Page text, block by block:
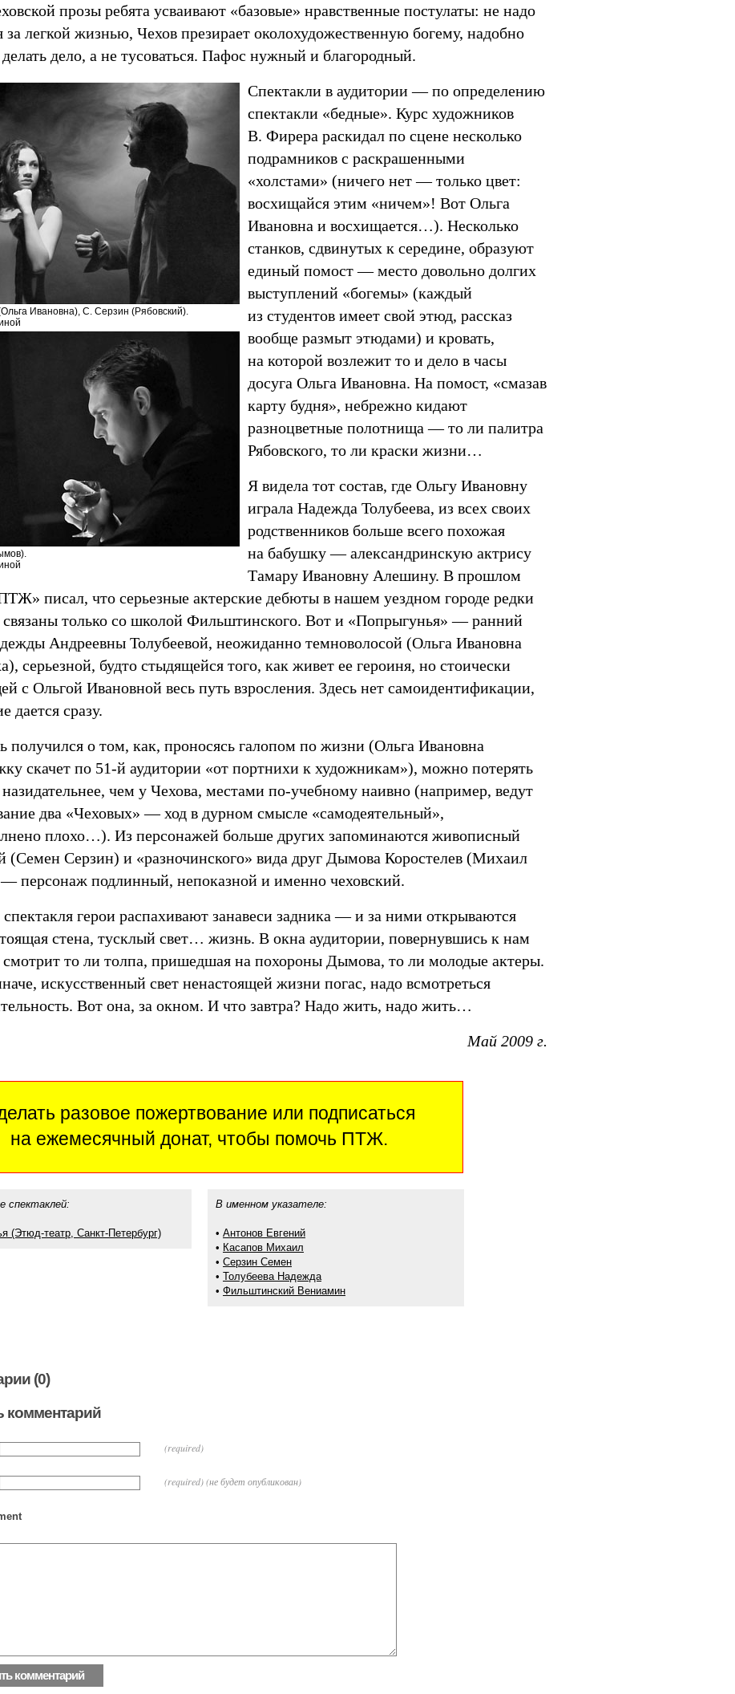
прозы ребята усваивают «базовые» нравственные постулаты: не надо
за легкой жизнью, Чехов презирает околохудожественную богему, надобно
делать дело, а не тусоваться. Пафос нужный и благородный.
Ивановна), С. Серзин (Рябовский).
Спектакли в аудитории — по определению
спектакли «бедные». Курс художников
В. Фирера раскидал по сцене несколько
подрамников с раскрашенными
«холстами» (ничего нет — только цвет:
восхищайся этим «ничем»! Вот Ольга
Ивановна и восхищается…). Несколько
станков, сдвинутых к середине, образуют
единый помост — место довольно долгих
выступлений «богемы» (каждый
из студентов имеет свой этюд, рассказ
вообще размыт этюдами) и кровать,
на которой возлежит то и дело в часы
досуга Ольга Ивановна. На помост, «смазав
карту будня», небрежно кидают
разноцветные полотнища — то ли палитра
Рябовского, то ли краски жизни…
Я видела тот состав, где Ольгу Ивановну
играла Надежда Толубеева, из всех своих
родственников больше всего похожая
на бабушку — александринскую актрису
Тамару Ивановну Алешину. В прошлом
писал, что серьезные актерские дебюты в нашем уездном городе редки
только со школой Фильштинского. Вот и «Попрыгунья» — ранний
Андреевны Толубеевой, неожиданно темноволосой (Ольга Ивановна
серьезной, будто стыдящейся того, как живет ее героиня, но стоически
с Ольгой Ивановной весь путь взросления. Здесь нет самоидентификации,
дается сразу.
получился о том, как, проносясь галопом по жизни (Ольга Ивановна
скачет по 51-й аудитории «от портнихи к художникам»), можно потерять
чем у Чехова, местами по-учебному наивно (например, ведут
два «Чеховых» — ход в дурном смысле «самодеятельный»,
плохо…). Из персонажей больше других запоминаются живописный
(Семен Серзин) и «разночинского» вида друг Дымова Коростелев (Михаил
персонаж подлинный, непоказной и именно чеховский.
герои распахивают занавеси задника — и за ними открываются
стена, тусклый свет… жизнь. В окна аудитории, повернувшись к нам
то ли толпа, пришедшая на похороны Дымова, то ли молодые актеры.
искусственный свет ненастоящей жизни погас, надо всмотреться
Вот она, за окном. И что завтра? Надо жить, надо жить…
Май 2009 г.
разовое пожертвование или подписаться
на ежемесячный донат, чтобы помочь ПТЖ.
спектаклей:
(Этюд-театр, Санкт-Петербург)
В именном указателе:
• Антонов Евгений
• Касапов Михаил
• Серзин Семен
• Толубеева Надежда
• Фильштинский Вениамин
(0)
комментарий
(required)
(required) (не будет опубликован)